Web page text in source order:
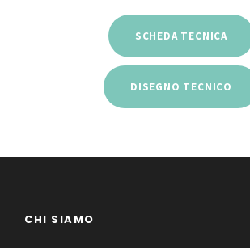
SCHEDA TECNICA
DISEGNO TECNICO
CHI SIAMO